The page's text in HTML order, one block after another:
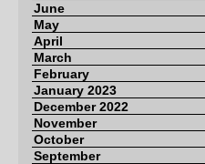
June
May
April
March
February
January 2023
December 2022
November
October
September